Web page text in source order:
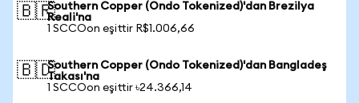
🇧🇷Southern Copper (Ondo Tokenized)'dan Brezilya
Reali'na
1 SCCOon eşittir R$1.006,66
🇧🇩Southern Copper (Ondo Tokenized)'dan Bangladeş
Takası'na
1 SCCOon eşittir ৳24.366,14